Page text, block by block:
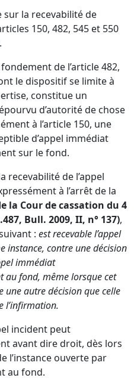
sur la recevabilité de
150, 482, 545 et 550
de l’article 482,
le dispositif se limite à
constitue un
d’autorité de chose
à l’article 150, une
d’appel immédiat
sur le fond.
recevabilité de l’appel
à l’arrêt de la
la Cour de cassation du 4
Bull. 2009, II, n° 137),
: est recevable l’appel
instance, contre une décision
immédiat
au fond, même lorsque cet
autre décision que celle
l’infirmation.
incident peut
avant dire droit, dès lors
l’instance ouverte par
au fond.